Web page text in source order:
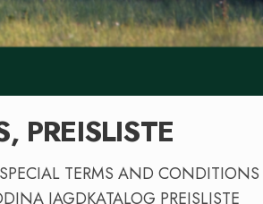
PREISLISTE
TERMS AND CONDITIONS
JAGDKATALOG PREISLISTE